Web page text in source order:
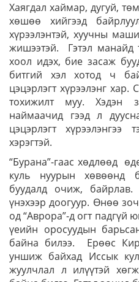
Хаягдал хаймар, дугуй,
хөшөө хийгээд
хүрээлэнтэй, хуучны
жишээтэй. Гэтэл манайд
хоол идэх, бие засаж
битгий хэл хотод ч
цэцэрлэгт хүрээлэнг
тохижилт муу. Хэдэн
наймаачид гээд л
цэцэрлэгт хүрээлэнгээ
хэрэгтэй.
“Бурана”-гаас хөдлөөд
куль нуурын хөвөөнд
буудалд очиж, байрлав.
үнэхээр доогуур. Өнөө
од “Аврора”-д огт падгүй
үеийн оросуудын
байна билээ. Ерөөс
уншиж байхад Иссык
жуулчлал л илүүтэй